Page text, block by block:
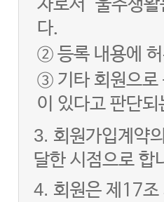
자로서 "울주생
다.
② 등록 내용에
③ 기타 회원으로
이 있다고 판단되
3. 회원가입계약
달한 시점으로 합
4. 회원은 제17조